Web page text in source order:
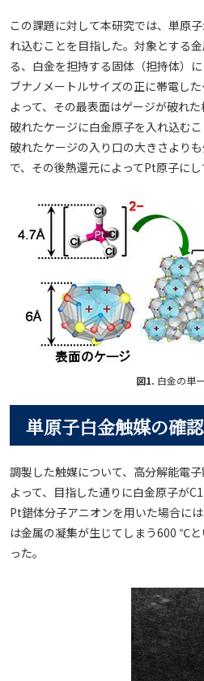
この課題に対して本研究では、単原
れ込むことを目指した。対象とする
る、白金を担持する固体（担持体）
ブナノメートルサイズの正に帯電し
よって、その最表面はゲージが破れ
破れたケージに白金原子を入れ込む
破れたケージの入り口の大きさより
で、その後熱還元によってPt原子に
図1. 白金の単
単原子白金触媒の確認
調製した触媒について、高分解能電
よって、目指した通りに白金原子が
Pt錯体分子アニオンを用いた場合に
は金属の凝集が生じてしまう600 ℃
った。